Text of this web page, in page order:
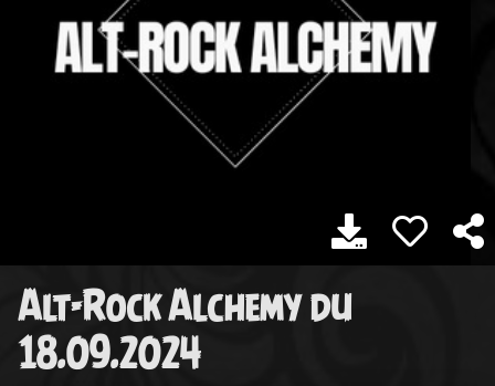
Alt-Rock Alchemy du
18.09.2024